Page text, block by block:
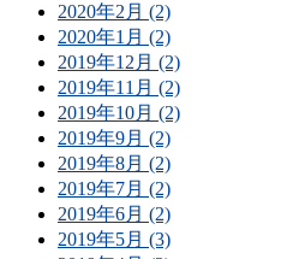
2020年2月 (2)
2020年1月 (2)
2019年12月 (2)
2019年11月 (2)
2019年10月 (2)
2019年9月 (2)
2019年8月 (2)
2019年7月 (2)
2019年6月 (2)
2019年5月 (3)